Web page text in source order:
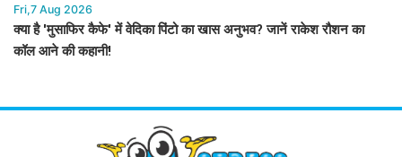
Fri,7 Aug 2026
क्या है 'मुसाफिर कैफे' में वेदिका पिंटो का खास अनुभव? जानें राकेश रौशन का
कॉल आने की कहानी!